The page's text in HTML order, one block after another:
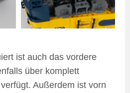
ist auch das vordere
über komplett
Außerdem ist vorn